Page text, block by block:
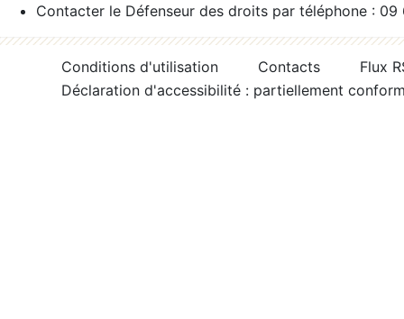
Contacter le Défenseur des droits par téléphone :
Conditions d'utilisation Contacts
Flux
Déclaration d'accessibilité : partiellement